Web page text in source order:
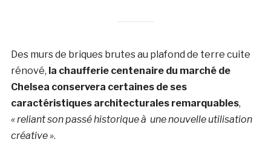
Des murs de briques brutes au plafond de terre cuite
rénové, la chaufferie centenaire du marché de
Chelsea conservera certaines de ses
caractéristiques architecturales remarquables,
« reliant son passé historique à une nouvelle utilisation
créative ».